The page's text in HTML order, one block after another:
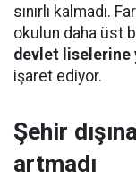
sınırlı kalmadı.
okulun daha üst
devlet liselerine
işaret ediyor.
Şehir
artmadı